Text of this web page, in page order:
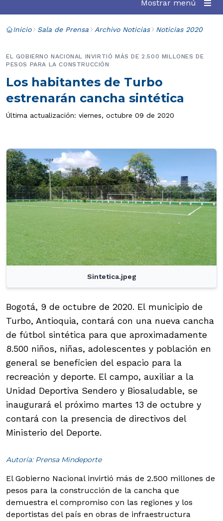
Mostrar menú
Inicio Sala de Prensa Archivo Noticias Noticias 2020
Los habitantes de Turbo
estrenarán cancha sintética
EL GOBIERNO NACIONAL INVIRTIÓ MÁS DE 2.500 MILLONES DE
PESOS PARA LA CONSTRUCCIÓN
Última actualización: viernes, octubre 09 de 2020
Sintetica.jpeg
Bogotá, 9 de octubre de 2020. El municipio de
Turbo, Antioquia, contará con una nueva cancha
de fútbol sintética para que aproximadamente
8.500 niños, niñas, adolescentes y población en
general se beneficien del espacio para la
recreación y deporte. El campo, auxiliar a la
Unidad Deportiva Sendero y Biosaludable, se
inaugurará el próximo martes 13 de octubre y
contará con la presencia de directivos del
Ministerio del Deporte.
Autoría: Prensa Mindeporte
El Gobierno Nacional invirtió más de 2.500 millones de
pesos para la construcción de la cancha que
demuestra el compromiso con las regiones y los
deportistas del país en obras de infraestructura